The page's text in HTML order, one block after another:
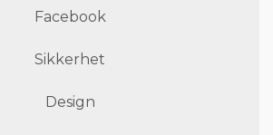
Facebook
Sikkerhet
Design